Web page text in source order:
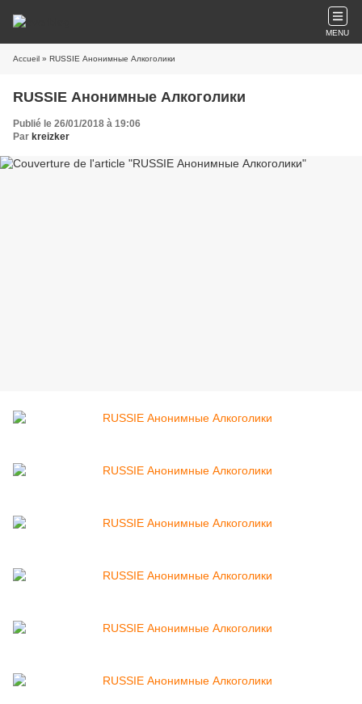
MENU
Accueil » RUSSIE Анонимные Алкоголики
RUSSIE Анонимные Алкоголики
Publié le 26/01/2018 à 19:06
Par kreizker